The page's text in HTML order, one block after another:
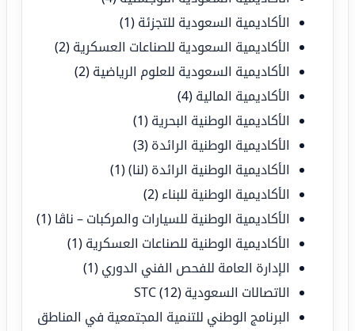
الأكاديمية السعودية للتجزئة (1)
الأكاديمية السعودية للصناعات العسكرية (2)
الأكاديمية السعودية للعلوم الرياضية (2)
الأكاديمية المالية (4)
الأكاديمية الوطنية البحرية (1)
الأكاديمية الوطنية الرائدة (3)
الأكاديمية الوطنية الرائدة (لنا)(1)
الأكاديمية الوطنية للبناء (2)
الأكاديمية الوطنية للسيارات والمركبات – ناڤا (1)
الأكاديمية الوطنية للصناعات العسكرية (1)
الإدارة العامة للفحص الفني الدوري (1)
الاتصالات السعودية STC (12)
البرنامج الوطني للتنمية المجتمعية في المناطق